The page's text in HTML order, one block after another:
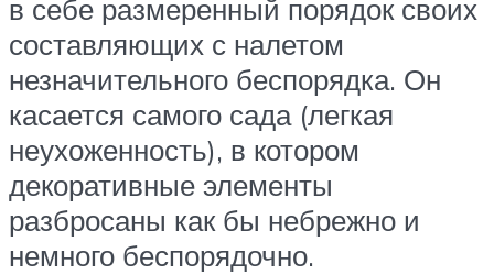
в себе размеренный порядок своих
составляющих с налетом
незначительного беспорядка. Он
касается самого сада (легкая
неухоженность), в котором
декоративные элементы
разбросаны как бы небрежно и
немного беспорядочно.